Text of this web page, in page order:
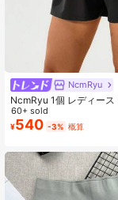
NcmRyu
NcmRyu 1個 レディース
ム ポケット付き ルーズ
ョーツ
60+ sold
¥540 -3% 概算